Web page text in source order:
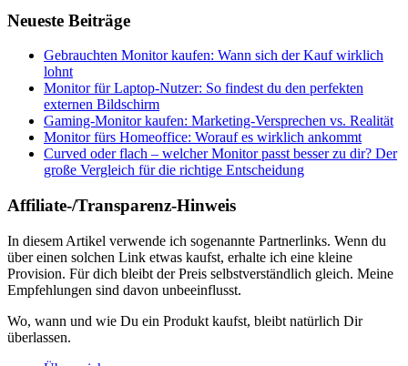
Neueste Beiträge
Gebrauchten Monitor kaufen: Wann sich der Kauf wirklich
lohnt
Monitor für Laptop-Nutzer: So findest du den perfekten
externen Bildschirm
Gaming-Monitor kaufen: Marketing-Versprechen vs. Realität
Monitor fürs Homeoffice: Worauf es wirklich ankommt
Curved oder flach – welcher Monitor passt besser zu dir? Der
große Vergleich für die richtige Entscheidung
Affiliate-/Transparenz-Hinweis
In diesem Artikel verwende ich sogenannte Partnerlinks. Wenn du
über einen solchen Link etwas kaufst, erhalte ich eine kleine
Provision. Für dich bleibt der Preis selbstverständlich gleich. Meine
Empfehlungen sind davon unbeeinflusst.
Wo, wann und wie Du ein Produkt kaufst, bleibt natürlich Dir
überlassen.